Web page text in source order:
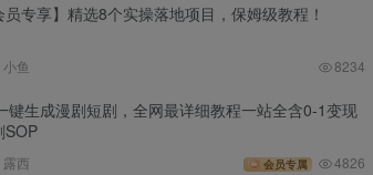
员专享】精选8个实操落地项目，保姆级教程！
小鱼 8234
键生成漫剧短剧，全网最详细教程一站全含0-1变现
SOP
露西 会员专属 4826